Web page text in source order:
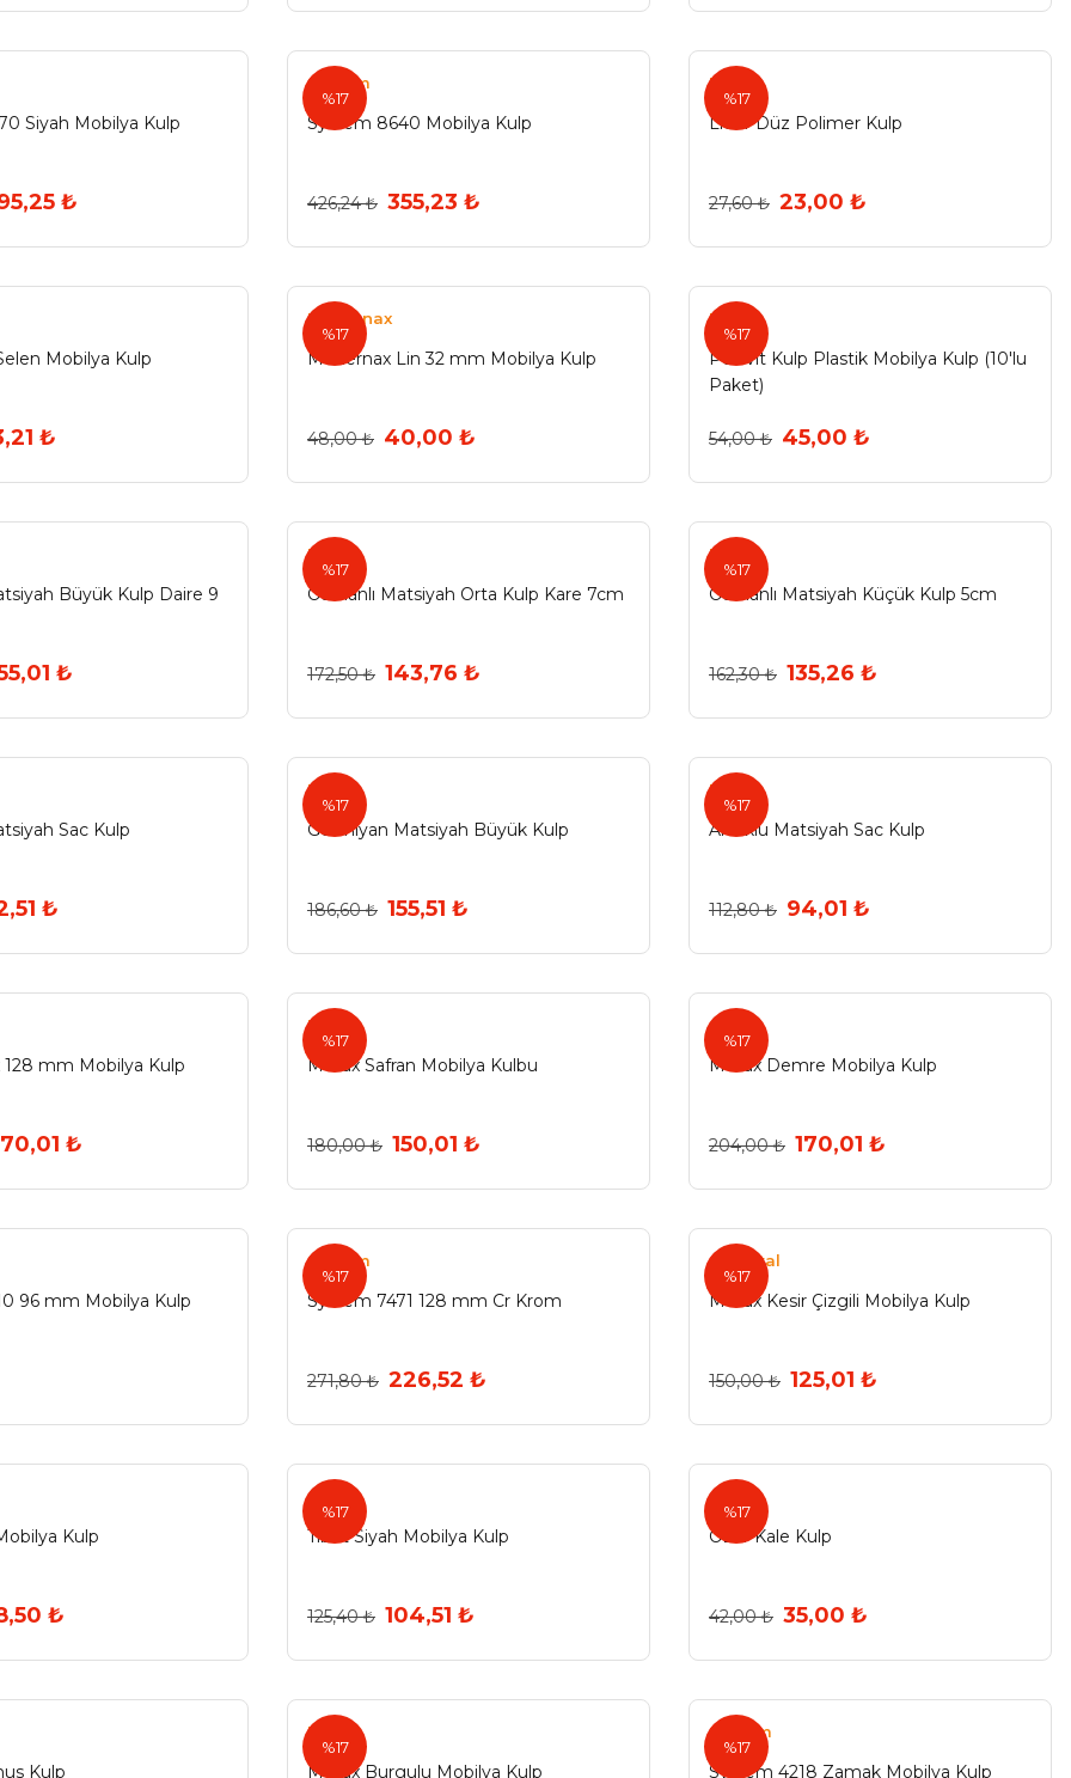
Siyah Mobilya Kulp
₺
%17
System
System 8640 Mobilya Kulp
426,24 ₺ 355,23 ₺
%17
Lider
Lider Düz Polimer Kulp
27,60 ₺ 23,00 ₺
Mobilya Kulp
₺
%17
Modernax
Modernax Lin 32 mm Mobilya Kulp
48,00 ₺ 40,00 ₺
%17
Polivit
Polavit Kulp Plastik Mobilya Kulp (10'lu
Paket)
54,00 ₺ 45,00 ₺
Büyük Kulp Daire 9
₺
%17
Ermo
Osmanlı Matsiyah Orta Kulp Kare 7cm
172,50 ₺ 143,76 ₺
%17
Ermo
Osmanlı Matsiyah Küçük Kulp 5cm
162,30 ₺ 135,26 ₺
Sac Kulp
₺
%17
Ermo
Germiyan Matsiyah Büyük Kulp
186,60 ₺ 155,51 ₺
%17
Ermo
Artuklu Matsiyah Sac Kulp
112,80 ₺ 94,01 ₺
128 mm Mobilya Kulp
₺
%17
Metax
Metax Safran Mobilya Kulbu
180,00 ₺ 150,01 ₺
%17
Metax Demre Mobilya Kulp
204,00 ₺ 170,01 ₺
96 mm Mobilya Kulp
%17
System
System 7471 128 mm Cr Krom
271,80 ₺ 226,52 ₺
%17
Özmetal
Metax Kesir Çizgili Mobilya Kulp
150,00 ₺ 125,01 ₺
Kulp
₺
%17
Tibet Siyah Mobilya Kulp
125,40 ₺ 104,51 ₺
%17
Özer Kale Kulp
42,00 ₺ 35,00 ₺
Kulp
%17
Metax
Metax Burgulu Mobilya Kulp
%17
System
System 4218 Zamak Mobilya Kulp